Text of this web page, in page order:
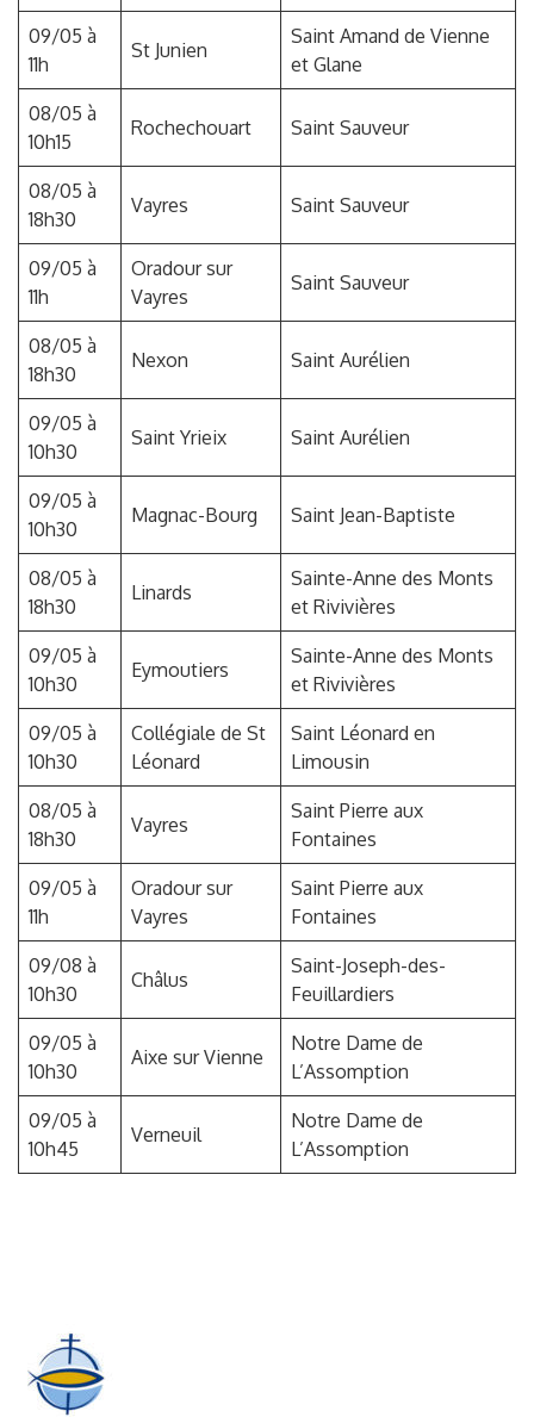
09/05 à
11h
St Junien
Saint Amand de Vienne
et Glane
08/05 à
10h15
Rochechouart Saint Sauveur
08/05 à
18h30
Vayres Saint Sauveur
09/05 à
11h
Oradour sur
Vayres
Saint Sauveur
08/05 à
18h30
Nexon Saint Aurélien
09/05 à
10h30
Saint Yrieix Saint Aurélien
09/05 à
10h30
Magnac-Bourg Saint Jean-Baptiste
08/05 à
18h30
Linards
Sainte-Anne des Monts
et Rivivières
09/05 à
10h30
Eymoutiers
Sainte-Anne des Monts
et Rivivières
09/05 à
10h30
Collégiale de St
Léonard
Saint Léonard en
Limousin
08/05 à
18h30
Vayres
Saint Pierre aux
Fontaines
09/05 à
11h
Oradour sur
Vayres
Saint Pierre aux
Fontaines
09/08 à
10h30
Châlus
Saint-Joseph-des-
Feuillardiers
09/05 à
10h30
Aixe sur Vienne
Notre Dame de
L’Assomption
09/05 à
10h45
Verneuil
Notre Dame de
L’Assomption